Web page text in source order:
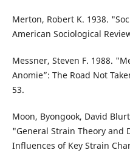
Merton, Robert K. 1938.
American Sociological
Messner, Steven F. 1988.
Anomie”: The Road Not
53.
Moon, Byongook, David
"General Strain Theory and
Influences of Key Strain